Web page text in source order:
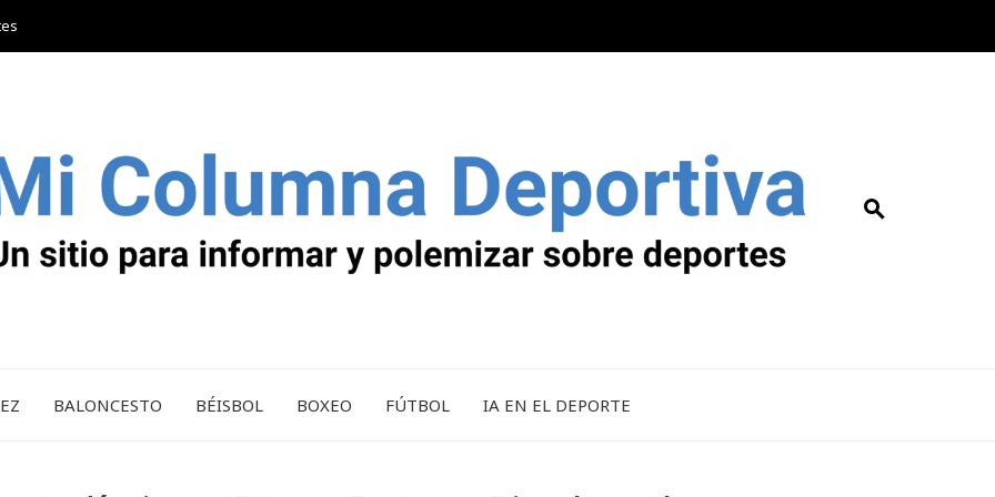
BALONCESTO BÉISBOL BOXEO FÚTBOL IA EN EL DEPORTE